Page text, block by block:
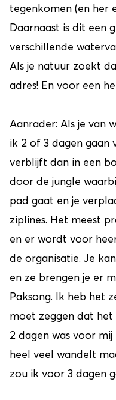
tegenkomen (en her
Daarnaast is dit een
verschillende
Als je natuur zoekt
adres! En voor een
Aanrader: Als je van
ik 2 of 3 dagen gaan
verblijft dan in een
door de jungle
pad gaat en je
ziplines. Het meest
en er wordt voor
de organisatie. Je
en ze brengen je er
Paksong. Ik heb het
moet zeggen dat het
2 dagen was voor
heel veel wandelt
zou ik voor 3 dagen